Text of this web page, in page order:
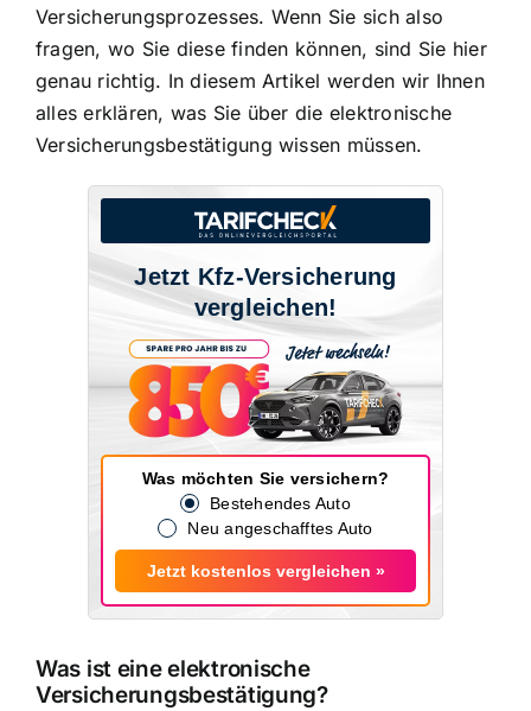
Versicherungsprozesses. Wenn Sie sich also
fragen, wo Sie diese finden können, sind Sie hier
genau richtig. In diesem Artikel werden wir Ihnen
alles erklären, was Sie über die elektronische
Versicherungsbestätigung wissen müssen.
Jetzt Kfz-Versicherung
vergleichen!
Was möchten Sie versichern?
Bestehendes Auto
Neu angeschafftes Auto
Jetzt kostenlos vergleichen »
Was ist eine elektronische
Versicherungsbestätigung?